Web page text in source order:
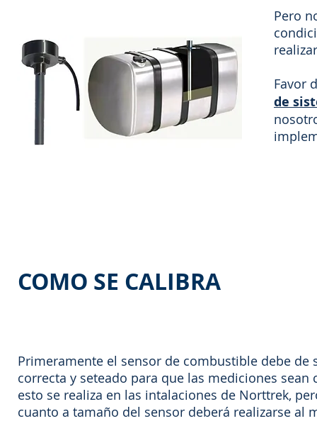
Pero
Favor
de
COMO SE CALIBRA
Primeramente el sensor de combustible debe de
correcta y seteado para que las mediciones sean
esto se realiza en las intalaciones de Norttrek,
cuanto a tamaño del sensor deberá realizarse al